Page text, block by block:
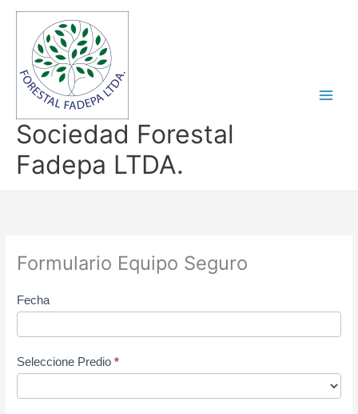
contenido
Sociedad Forestal
Fadepa LTDA.
Formulario Equipo Seguro
Chequeo
equipo
seguro
Fecha
Seleccione Predio*